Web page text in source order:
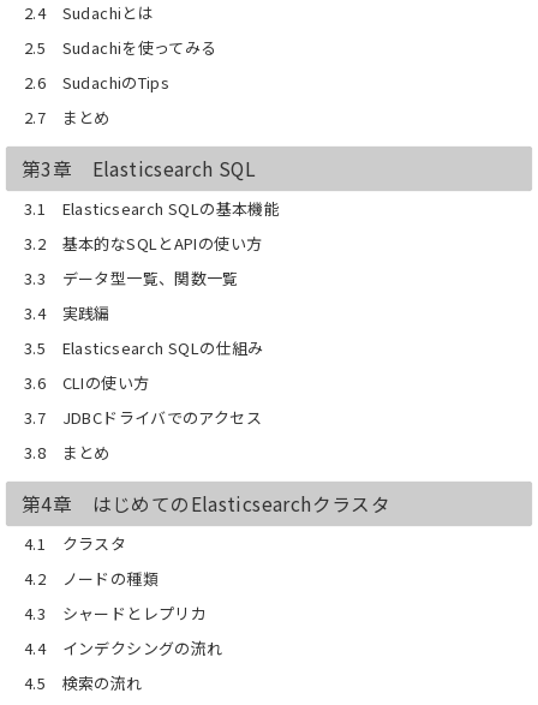
4.8 まとめ
2.4 Sudachiとは
2.5 Sudachiを使ってみる
2.6 SudachiのTips
2.7 まとめ
第3章 Elasticsearch SQL
3.1 Elasticsearch SQLの基本機能
3.2 基本的なSQLとAPIの使い方
3.3 データ型一覧、関数一覧
3.4 実践編
3.5 Elasticsearch SQLの仕組み
3.6 CLIの使い方
3.7 JDBCドライバでのアクセス
3.8 まとめ
第4章 はじめてのElasticsearchクラスタ
4.1 クラスタ
4.2 ノードの種類
4.3 シャードとレプリカ
4.4 インデクシングの流れ
4.5 検索の流れ